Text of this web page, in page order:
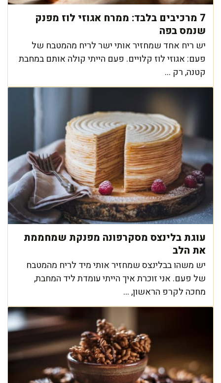
7 מרכיבים בלבד: ממרח אגוזי לוז מפנק
שנמס בפה
יש ריח אחד שמחזיר אותי ישר לריח מהמטבח של
פעם: אגוזי לוז קלויים. פעם הייתי קולה אותם במחבת
קטנה, רק ...
עוגת בלינצס מסקרפונה מפנקת שמחממת
את הלב
יש משהו בבלינצס שמחזיר אותי מיד לריח מהמטבח
של פעם. אני זוכרת איך הייתי עומדת ליד המחבת,
מחכה לקרפ הראשון, ...